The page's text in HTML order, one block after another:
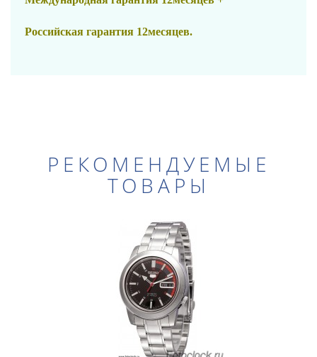
Российская гарантия 12месяцев.
РЕКОМЕНДУЕМЫЕ
ТОВАРЫ